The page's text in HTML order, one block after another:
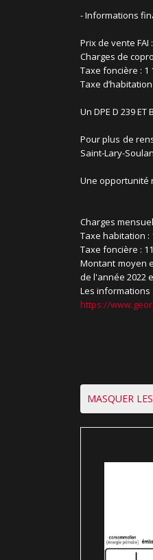
- Informations
Prix de vente FAI
Charges de
Taxe foncière : 1
Taxe d’habitation
Un DPE D 239 ET
Pour plus de
Saint-Lary-
Une opportunité
Charges
Taxe habitation :
Taxe foncière :
Montant moyen
de l'année 2022
Les
https://
MASQUER